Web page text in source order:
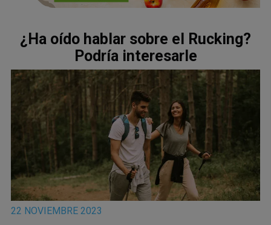
¿Ha oído hablar sobre el Rucking?
Podría interesarle
22 NOVIEMBRE 2023